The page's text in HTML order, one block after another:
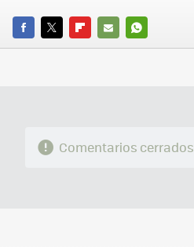
FACEBOOK
TWITTERFLIPBOARD
E-
WHATSAPP
Comentarios cerrados